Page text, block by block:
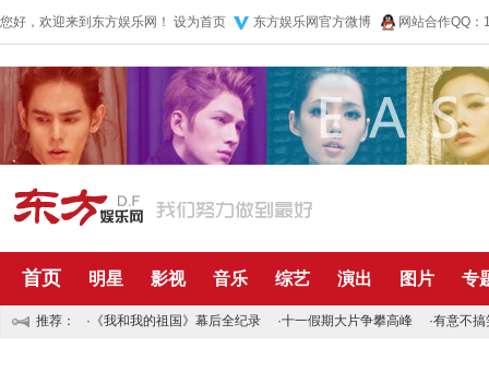
您好，欢迎来到东方娱乐网！ 设为首页 东方娱乐网官方微博 网站合作QQ
首页 明星 影视 音乐 综艺 演出 图片 专
推荐： · 《我和我的祖国》幕后全纪录 ·十一假期大片争攀高峰 ·有意不搞